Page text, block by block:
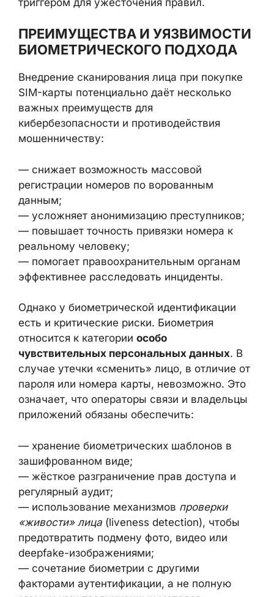
строгие процедуры идентификации при
условия для преступников, что и стало
триггером для ужесточения правил.
ПРЕИМУЩЕСТВА И
УЯЗВИМОСТИ
БИОМЕТРИЧЕСКОГО ПОДХОДА
Внедрение сканирования лица при покупке
важных преимуществ для
кибербезопасности и противодействия
мошенничеству:
— снижает возможность массовой
регистрации номеров по ворованным
данным;
— усложняет анонимизацию преступников;
реальному человеку;
— помогает правоохранительным органам
эффективнее расследовать инциденты.
Однако у биометрической идентификации
есть и критические риски. Биометрия
относится к категорииособо
чувствительных персональных данных
от пароля или номера карты, невозможно.
Это означает, что операторы связи и
владельцы приложений обязаны
обеспечить:
— хранение биометрических шаблонов в
зашифрованном виде;
— жёсткое разграничение прав доступа и
регулярный аудит;
— использование механизмовпроверки